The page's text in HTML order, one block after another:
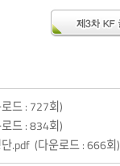
드 : 727회)
드 : 834회)
.pdf (다운로드 : 666회)